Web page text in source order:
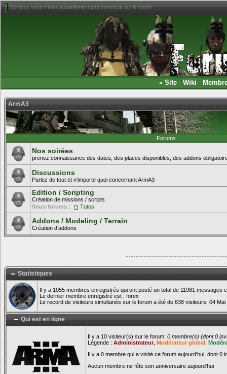
Bonjour, vous n'êtes actuellement pas connecté sur le forum
« Site - Wiki -
ArmA3
Forums
Nos soirées
prenez connaissance des dates, des places disponibles, des addons
Discussions
Parlez de tout et n'importe quoi concernant ArmA3
Edition / Scripting
Création de missions / scripts
Sous-forums :
Tutos
Addons / Modeling / Terrain
Création d'addons
Statistiques
Il y a 1055 membres enregistrés qui ont posté un total de 11981 messages
Le dernier membre enregistré est : forex
Le record de visiteurs simultanés sur le forum a été de 638 visiteurs: 04 Mai
Qui est en ligne
Il y a 10 visiteur(s) sur le forum: 0 membre(s) (dont 0
Légende : Administrateur, Modérateur global
Il y a 0 membre qui a visité ce forum aujourd'hui, dont 0
Aucun membre ne fête son anniversaire aujourd'hui